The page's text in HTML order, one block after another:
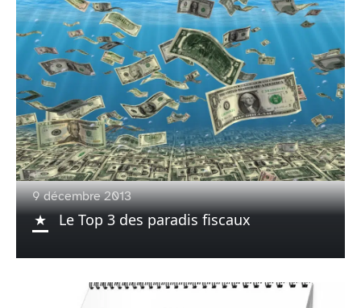
9 décembre 2013
Le Top 3 des paradis fiscaux